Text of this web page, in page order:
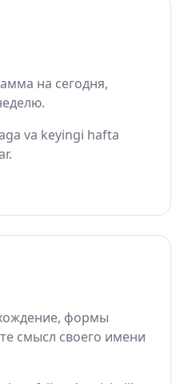
на сегодня,
va keyingi hafta
формы
смысл своего имени